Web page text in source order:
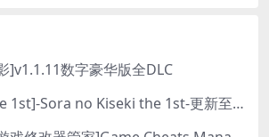
]v1.1.11数字豪华版全DLC
[空之轨迹 the 1st]-Sora no Kiseki the 1st-更新至v1.06.4-全DLC